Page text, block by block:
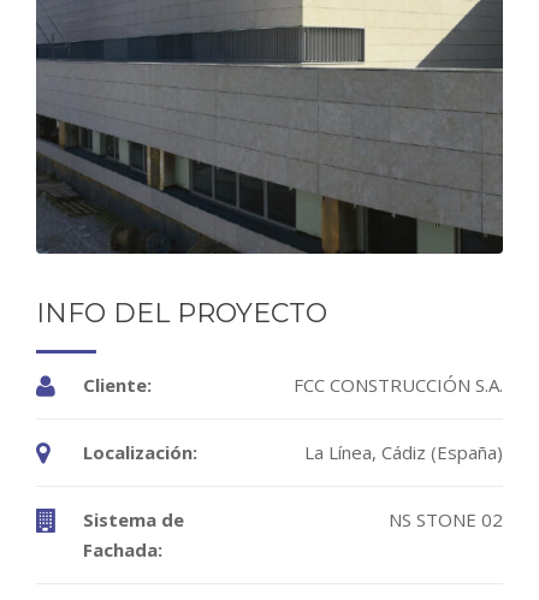
INFO DEL PROYECTO
Cliente: FCC CONSTRUCCIÓN S.A.
Localización: La Línea, Cádiz (España)
Sistema de
Fachada:
NS STONE 02